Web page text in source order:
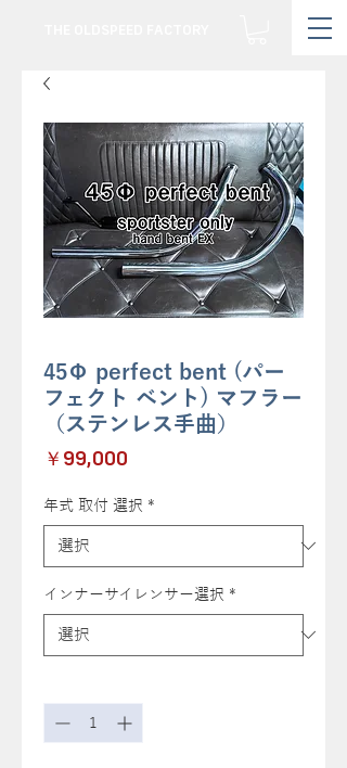
45Φ perfect bent (パー
フェクト ベント) マフラー
（ステンレス手曲）
￥99,000
年式 取付 選択 *
インナーサイレンサー選択 *